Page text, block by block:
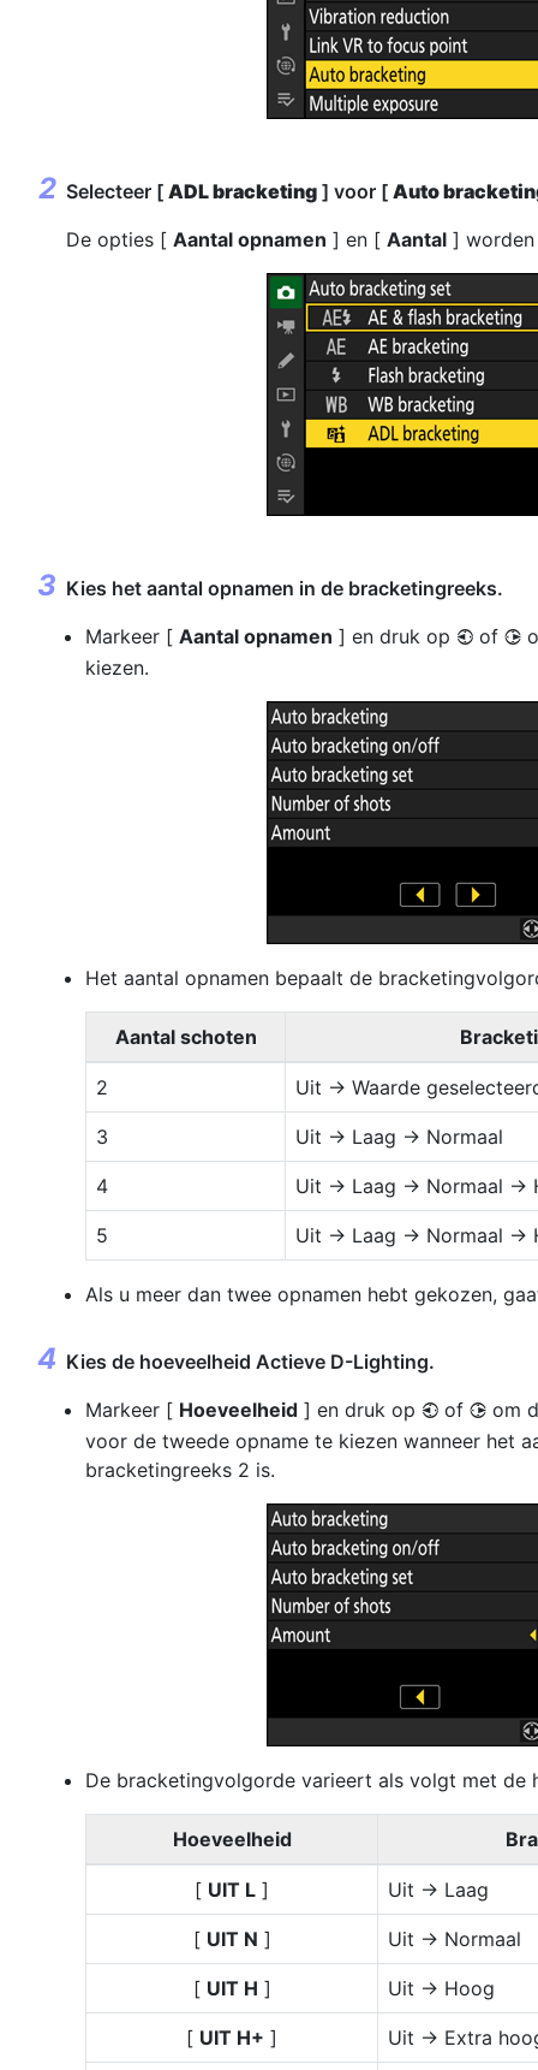
Selecteer [ ADL bracketing ] voor [ Auto
De opties [ Aantal opnamen ] en [ Aantal ] worden
Kies het aantal opnamen in de bracketingreeks.
Markeer [ Aantal opnamen ] en druk op 4 of 2
kiezen.
Het aantal opnamen bepaalt de
Aantal schoten
2 Uit → Waarde
3 Uit → Laag → Normaal
4 Uit → Laag → Normaal →
5 Uit → Laag → Normaal →
Als u meer dan twee opnamen hebt gekozen,
Kies de hoeveelheid Actieve D-Lighting.
Markeer [ Hoeveelheid ] en druk op 4 of 2 om
voor de tweede opname te kiezen wanneer het
bracketingreeks 2 is.
De bracketingvolgorde varieert als volgt met de
Hoeveelheid
[ UIT L ] Uit → Laag
[ UIT N ] Uit → Normaal
[ UIT H ] Uit → Hoog
[ UIT H+ ] Uit → Extra